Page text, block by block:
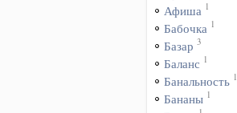
Афиша 1
Бабочка 1
Базар 3
Баланс 1
Банальность 1
Бананы 1